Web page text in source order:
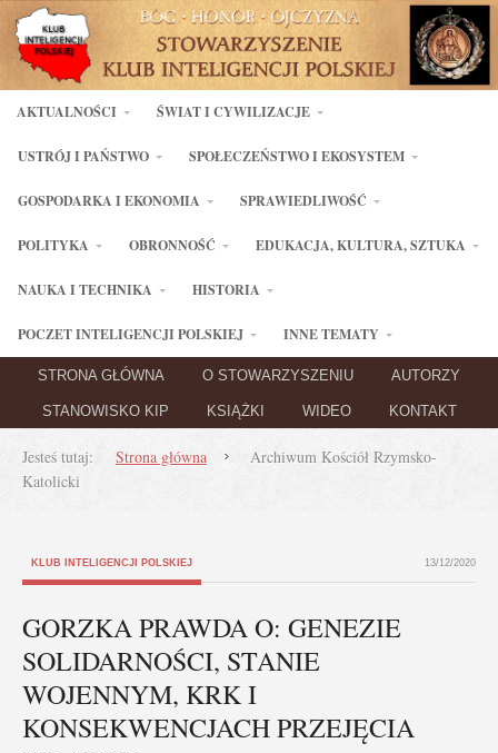
AKTUALNOŚCI ŚWIAT I CYWILIZACJE
USTRÓJ I PAŃSTWO SPOŁECZEŃSTWO I EKOSYSTEM
GOSPODARKA I EKONOMIA SPRAWIEDLIWOŚĆ
POLITYKA OBRONNOŚĆ EDUKACJA, KULTURA, SZTUKA
NAUKA I TECHNIKA HISTORIA
POCZET INTELIGENCJI POLSKIEJ INNE TEMATY
STRONA GŁÓWNA O STOWARZYSZENIU AUTORZY
STANOWISKO KIP KSIĄŻKI WIDEO KONTAKT
Jesteś tutaj: Strona główna
Archiwum Kościół Rzymsko-
Katolicki
KLUB INTELIGENCJI POLSKIEJ 13/12/2020
GORZKA PRAWDA O: GENEZIE
SOLIDARNOŚCI, STANIE
WOJENNYM, KRK I
KONSEKWENCJACH PRZEJĘCIA